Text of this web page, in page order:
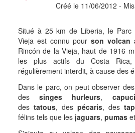
Créé le 11/06/2012 -
Situé à 25 km de Liberia, le Parc
Vieja est connu pourson volcan
Rincón de la Vieja, haut de 1916
les plus actifs du Costa
régulièrement interdit, à cause des
Dans le parc, on peut observer des
dessinges hurleurs,
des tatous, des pécaris, des
félins tels que les jaguars, pumas et